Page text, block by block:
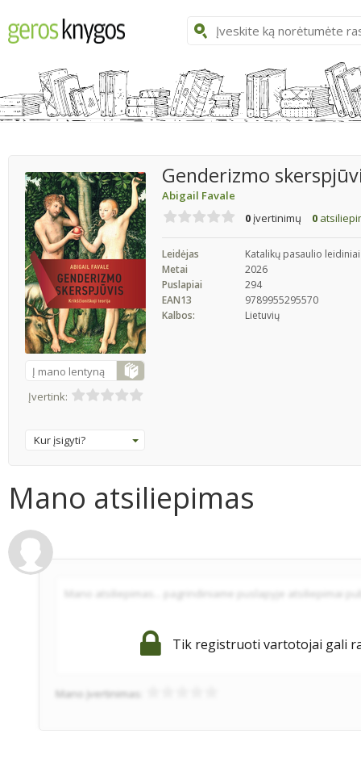
Į mano lentyną
Įvertink:
Kur įsigyti?
Genderizmo
Abigail Favale
0 įvertinimų 0
Leidėjas
Katalikų pasaulio leidiniai
Metai
2026
Puslapiai
294
EAN13
9789955295570
Kalbos:
Lietuvių
Mano atsiliepimas
Tik registruoti vartotojai gali
Mano įvertinimas: